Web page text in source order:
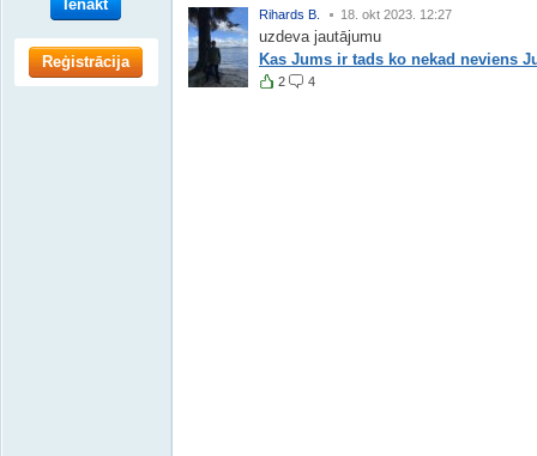
Rihards B. 18. okt 2023. 12:27
uzdeva jautājumu
Kas Jums ir tads ko nekad neviens
2 4
Ienākt
Reģistrācija